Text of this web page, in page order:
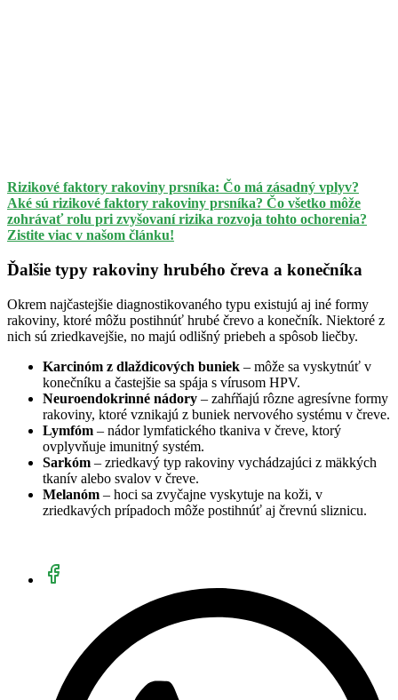
Rizikové faktory rakoviny prsníka: Čo má zásadný vplyv?
Aké sú rizikové faktory rakoviny prsníka? Čo všetko môže
zohrávať rolu pri zvyšovaní rizika rozvoja tohto ochorenia?
Zistite viac v našom článku!
Ďalšie typy rakoviny hrubého čreva a konečníka
Okrem najčastejšie diagnostikovaného typu existujú aj iné formy
rakoviny, ktoré môžu postihnúť hrubé črevo a konečník. Niektoré z
nich sú zriedkavejšie, no majú odlišný priebeh a spôsob liečby.
Karcinóm z dlaždicových buniek – môže sa vyskytnúť v
konečníku a častejšie sa spája s vírusom HPV.
Neuroendokrinné nádory – zahŕňajú rôzne agresívne formy
rakoviny, ktoré vznikajú z buniek nervového systému v čreve.
Lymfóm – nádor lymfatického tkaniva v čreve, ktorý
ovplyvňuje imunitný systém.
Sarkóm – zriedkavý typ rakoviny vychádzajúci z mäkkých
tkanív alebo svalov v čreve.
Melanóm – hoci sa zvyčajne vyskytuje na koži, v
zriedkavých prípadoch môže postihnúť aj črevnú sliznicu.